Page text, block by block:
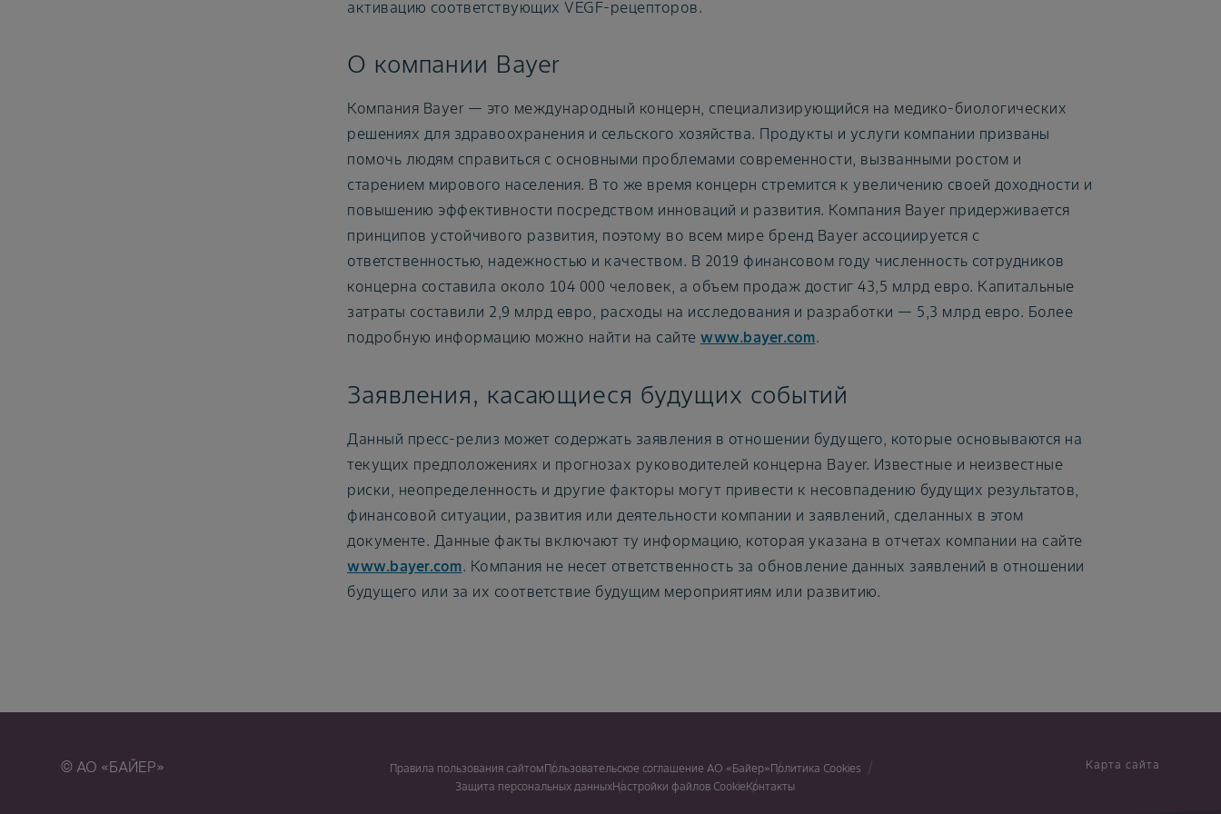
активацию соответствующих VEGF-рецепторов.
О компании Bayer
Компания Bayer — это международный концерн, специализирующийся на медико-биологических
решениях для здравоохранения и сельского хозяйства. Продукты и услуги компании призваны
помочь людям справиться с основными проблемами современности, вызванными ростом и
старением мирового населения. В то же время концерн стремится к увеличению своей доходности и
повышению эффективности посредством инноваций и развития. Компания Bayer придерживается
принципов устойчивого развития, поэтому во всем мире бренд Bayer ассоциируется с
ответственностью, надежностью и качеством. В 2019 финансовом году численность сотрудников
концерна составила около 104 000 человек, а объем продаж достиг 43,5 млрд евро. Капитальные
затраты составили 2,9 млрд евро, расходы на исследования и разработки — 5,3 млрд евро. Более
подробную информацию можно найти на сайте www.bayer.com.
Заявления, касающиеся будущих событий
Данный пресс-релиз может содержать заявления в отношении будущего, которые основываются на
текущих предположениях и прогнозах руководителей концерна Bayer. Известные и неизвестные
риски, неопределенность и другие факторы могут привести к несовпадению будущих результатов,
финансовой ситуации, развития или деятельности компании и заявлений, сделанных в этом
документе. Данные факты включают ту информацию, которая указана в отчетах компании на сайте
www.bayer.com. Компания не несет ответственность за обновление данных заявлений в отношении
будущего или за их соответствие будущим мероприятиям или развитию.
© АО «БАЙЕР» Правила пользования сайтомПользовательское соглашение АО «Байер»Политика Cookies
Защита персональных данныхНастройки файлов CookieКонтакты
Карта сайта